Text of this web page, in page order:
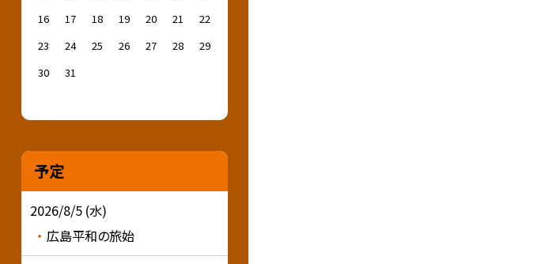
16
17 18 19 20 21
22
23
24 25 26 27 28
29
30
31
予定
2026/8/5 (水)
広島平和の旅始